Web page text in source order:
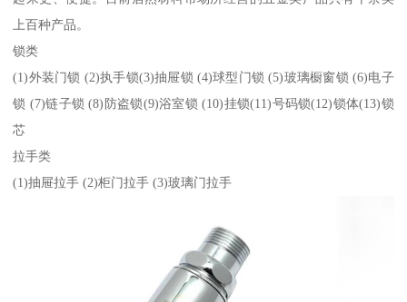
上百种产品。
锁类
(1)外装门锁 (2)执手锁(3)抽屉锁 (4)球型门锁 (5)玻璃橱窗锁 (6)电子
锁 (7)链子锁 (8)防盗锁(9)浴室锁 (10)挂锁(11)号码锁(12)锁体(13)锁
芯
拉手类
(1)抽屉拉手 (2)柜门拉手 (3)玻璃门拉手